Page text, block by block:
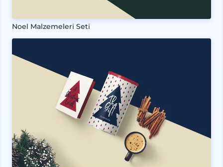
Noel Malzemeleri Seti